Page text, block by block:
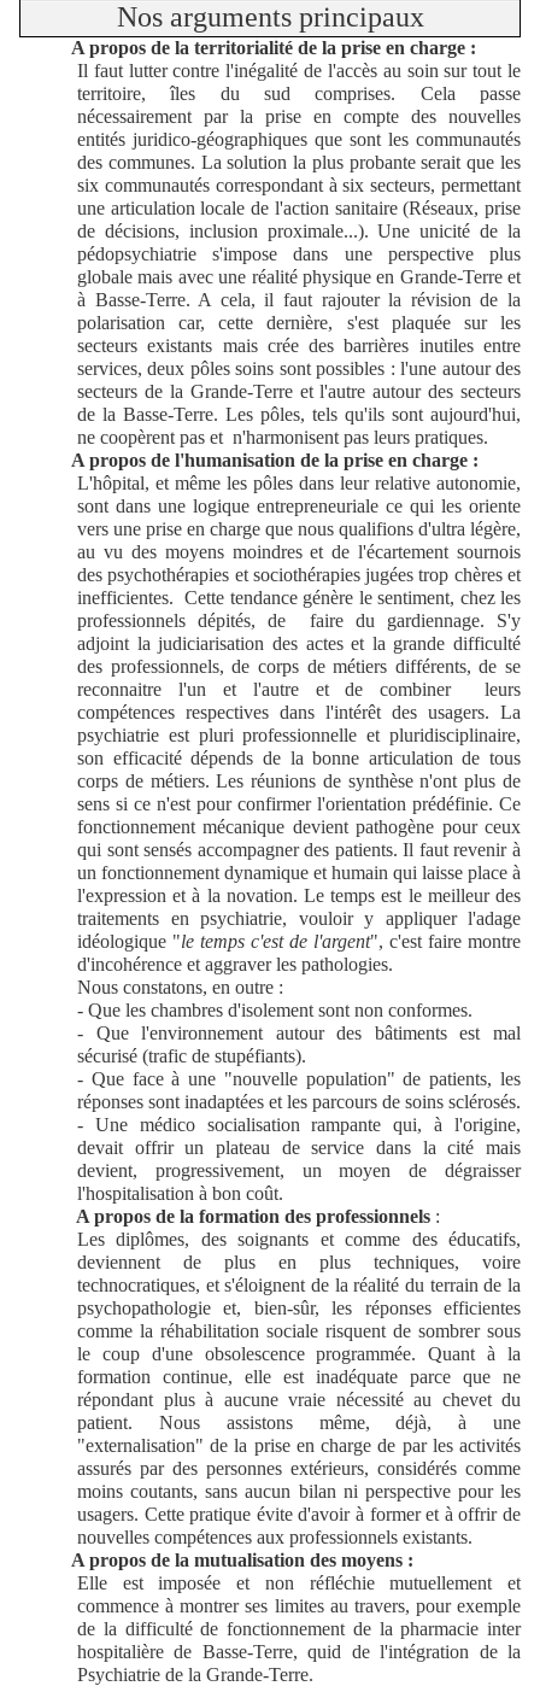
Nos arguments principaux
A propos de la territorialité de la prise en charge :
Il faut lutter contre l'inégalité de l'accès au soin sur tout le
territoire, îles du sud comprises. Cela passe
nécessairement par la prise en compte des nouvelles
entités juridico-géographiques que sont les communautés
des communes. La solution la plus probante serait que les
six communautés correspondant à six secteurs, permettant
une articulation locale de l'action sanitaire (Réseaux, prise
de décisions, inclusion proximale...). Une unicité de la
pédopsychiatrie s'impose dans une perspective plus
globale mais avec une réalité physique en Grande-Terre et
à Basse-Terre. A cela, il faut rajouter la révision de la
polarisation car, cette dernière, s'est plaquée sur les
secteurs existants mais crée des barrières inutiles entre
services, deux pôles soins sont possibles : l'une autour des
secteurs de la Grande-Terre et l'autre autour des secteurs
de la Basse-Terre. Les pôles, tels qu'ils sont aujourd'hui,
ne coopèrent pas et n'harmonisent pas leurs pratiques.
A propos de l'humanisation de la prise en charge :
L'hôpital, et même les pôles dans leur relative autonomie,
sont dans une logique entrepreneuriale ce qui les oriente
vers une prise en charge que nous qualifions d'ultra légère,
au vu des moyens moindres et de l'écartement sournois
des psychothérapies et sociothérapies jugées trop chères et
inefficientes. Cette tendance génère le sentiment, chez les
professionnels dépités, de
faire du gardiennage. S'y
adjoint la judiciarisation des actes et la grande difficulté
des professionnels, de corps de métiers différents, de se
reconnaitre l'un et l'autre et de combiner
leurs
compétences respectives dans l'intérêt des usagers. La
psychiatrie est pluri professionnelle et pluridisciplinaire,
son efficacité dépends de la bonne articulation de tous
corps de métiers. Les réunions de synthèse n'ont plus de
sens si ce n'est pour confirmer l'orientation prédéfinie. Ce
fonctionnement mécanique devient pathogène pour ceux
qui sont sensés accompagner des patients. Il faut revenir à
un fonctionnement dynamique et humain qui laisse place à
l'expression et à la novation. Le temps est le meilleur des
traitements en psychiatrie, vouloir y appliquer l'adage
idéologique "le temps c'est de l'argent", c'est faire montre
d'incohérence et aggraver les pathologies.
Nous constatons, en outre :
- Que les chambres d'isolement sont non conformes.
- Que l'environnement autour des bâtiments est mal
sécurisé (trafic de stupéfiants).
- Que face à une "nouvelle population" de patients, les
réponses sont inadaptées et les parcours de soins sclérosés.
- Une médico socialisation rampante qui, à l'origine,
devait offrir un plateau de service dans la cité mais
devient, progressivement, un moyen de dégraisser
l'hospitalisation à bon coût.
A propos de la formation des professionnels :
Les diplômes, des soignants et comme des éducatifs,
deviennent de plus en plus techniques, voire
technocratiques, et s'éloignent de la réalité du terrain de la
psychopathologie et, bien-sûr, les réponses efficientes
comme la réhabilitation sociale risquent de sombrer sous
le coup d'une obsolescence programmée. Quant à la
formation continue, elle est inadéquate parce que ne
répondant plus à aucune vraie nécessité au chevet du
patient. Nous assistons même, déjà, à une
"externalisation" de la prise en charge de par les activités
assurés par des personnes extérieurs, considérés comme
moins coutants, sans aucun bilan ni perspective pour les
usagers. Cette pratique évite d'avoir à former et à offrir de
nouvelles compétences aux professionnels existants.
A propos de la mutualisation des moyens :
Elle est imposée et non réfléchie mutuellement et
commence à montrer ses limites au travers, pour exemple
de la difficulté de fonctionnement de la pharmacie inter
hospitalière de Basse-Terre, quid de l'intégration de la
Psychiatrie de la Grande-Terre.